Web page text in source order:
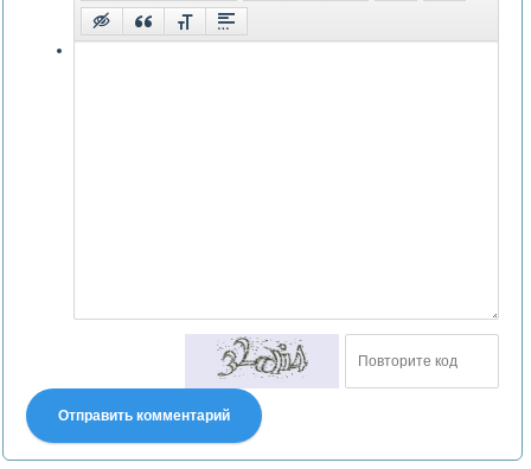
Отправить комментарий